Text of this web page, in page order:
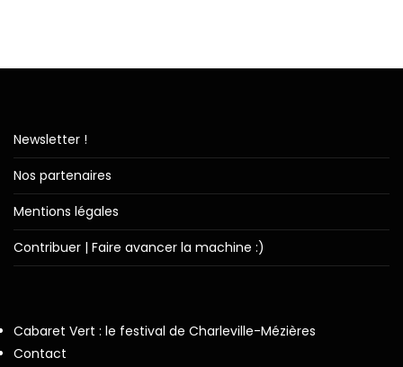
Newsletter !
Nos partenaires
Mentions légales
Contribuer | Faire avancer la machine :)
Cabaret Vert : le festival de Charleville-Mézières
Contact